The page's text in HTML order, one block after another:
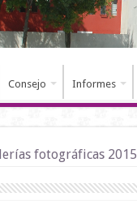
Consejo Informes
fotográficas 2015